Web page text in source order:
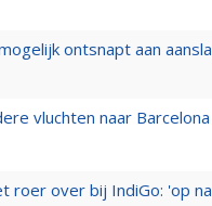
ontsnapt aan
vluchten naar
roer over bij IndiGo: 'op